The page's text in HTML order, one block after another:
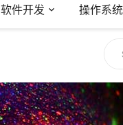
软件开发 操作系统